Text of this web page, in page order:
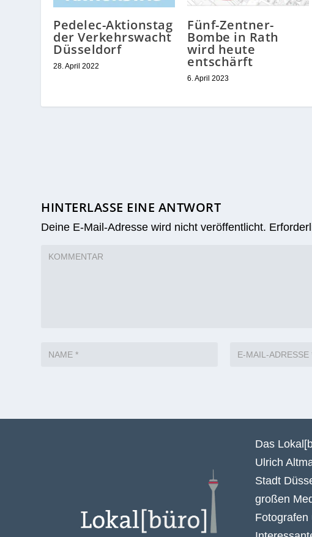
Pedelec-Aktionstag
der Verkehrswacht
Düsseldorf
28. April 2022
Fünf-Zentner-
Bombe in Rath
wird heute
entschärft
6. April 2023
HINTERLASSE EINE ANTWORT
Deine E-Mail-Adresse wird nicht veröffentlicht.
Das
Ulrich
Stadt
großen
Fotografen